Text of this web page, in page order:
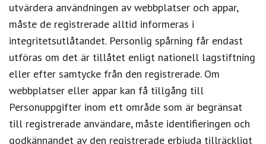
utvärdera användningen av webbplatser och appar,
måste de registrerade alltid informeras i
integritetsutlåtandet. Personlig spårning får endast
utföras om det är tillåtet enligt nationell lagstiftning
eller efter samtycke från den registrerade. Om
webbplatser eller appar kan få tillgång till
Personuppgifter inom ett område som är begränsat
till registrerade användare, måste identifieringen och
godkännandet av den registrerade erbjuda tillräckligt